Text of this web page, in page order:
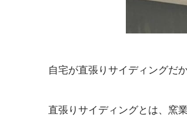
自宅が直張りサイディングだ
直張りサイディングとは、窯